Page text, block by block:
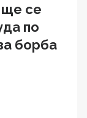
ще се
по
борба